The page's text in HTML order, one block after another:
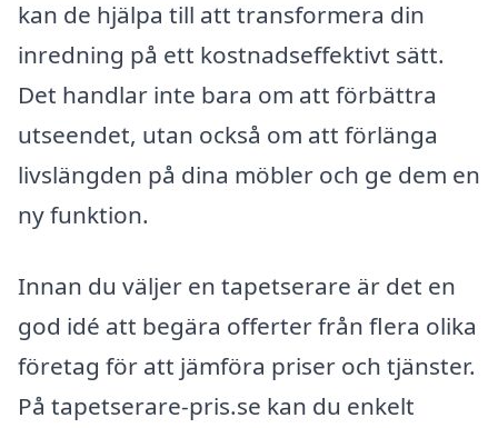
kan de hjälpa till att transformera din
inredning på ett kostnadseffektivt sätt.
Det handlar inte bara om att förbättra
utseendet, utan också om att förlänga
livslängden på dina möbler och ge dem en
ny funktion.
Innan du väljer en tapetserare är det en
god idé att begära offerter från flera olika
företag för att jämföra priser och tjänster.
På tapetserare-pris.se kan du enkelt